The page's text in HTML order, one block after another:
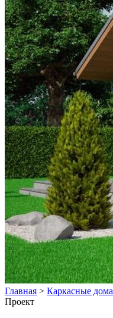
Главная > Каркасные дома
Проект